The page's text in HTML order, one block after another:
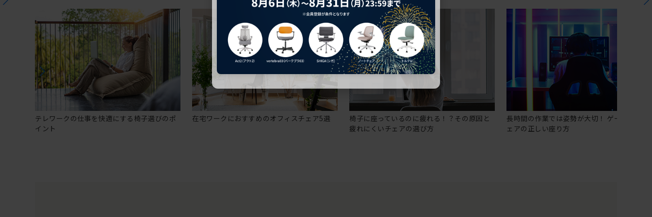
テレワークの仕事を快適にする椅子選びのポ
イント
在宅ワークにおすすめのオフィスチェア5選
椅子に座っているのに疲れる！？その原因と
疲れにくいチェアの選び方
長時間の作業では姿勢が大切！ ゲーミングチ
ェアの正しい座り方